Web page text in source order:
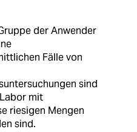
der Anwender
Fälle von
sind
mit
riesigen Mengen
sind.